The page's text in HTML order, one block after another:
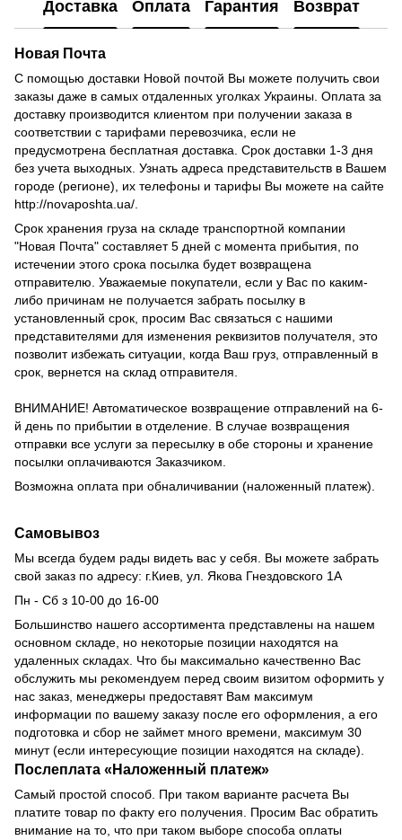
Доставка Оплата Гарантия Возврат
Новая Почта
С помощью доставки Новой почтой Вы можете получить свои
заказы даже в самых отдаленных уголках Украины. Оплата за
доставку производится клиентом при получении заказа в
соответствии с тарифами перевозчика, если не
предусмотрена бесплатная доставка. Срок доставки 1-3 дня
без учета выходных. Узнать адреса представительств в Вашем
городе (регионе), их телефоны и тарифы Вы можете на сайте
http://novaposhta.ua/.
Срок хранения груза на складе транспортной компании
"Новая Почта" составляет 5 дней с момента прибытия, по
истечении этого срока посылка будет возвращена
отправителю. Уважаемые покупатели, если у Вас по каким-
либо причинам не получается забрать посылку в
установленный срок, просим Вас связаться с нашими
представителями для изменения реквизитов получателя, это
позволит избежать ситуации, когда Ваш груз, отправленный в
срок, вернется на склад отправителя.
ВНИМАНИЕ! Автоматическое возвращение отправлений на 6-
й день по прибытии в отделение. В случае возвращения
отправки все услуги за пересылку в обе стороны и хранение
посылки оплачиваются Заказчиком.
Возможна оплата при обналичивании (наложенный платеж).
Самовывоз
Мы всегда будем рады видеть вас у себя. Вы можете забрать
свой заказ по адресу: г.Киев, ул. Якова Гнездовского 1А
Пн - Сб з 10-00 до 16-00
Большинство нашего ассортимента представлены на нашем
основном складе, но некоторые позиции находятся на
удаленных складах. Что бы максимально качественно Вас
обслужить мы рекомендуем перед своим визитом оформить у
нас заказ, менеджеры предоставят Вам максимум
информации по вашему заказу после его оформления, а его
подготовка и сбор не займет много времени, максимум 30
минут (если интересующие позиции находятся на складе).
Послеплата « Наложенный платеж»
Самый простой способ. При таком варианте расчета Вы
платите товар по факту его получения. Просим Вас обратить
внимание на то, что при таком выборе способа оплаты